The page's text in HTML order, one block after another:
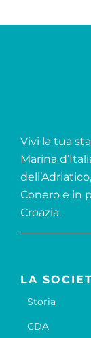
Vivi la tua
Marina
Conero e in
Croazia.
LA
Storia
CDA